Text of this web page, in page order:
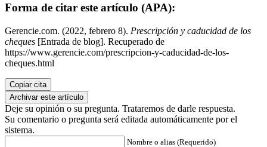
Forma de citar este artículo (APA):
Gerencie.com. (2022, febrero 8). Prescripción y caducidad de los
cheques [Entrada de blog]. Recuperado de
https://www.gerencie.com/prescripcion-y-caducidad-de-los-
cheques.html
Copiar cita
Archivar este artículo
Deje su opinión o su pregunta. Trataremos de darle respuesta.
Su comentario o pregunta será editada automáticamente por el
sistema.
Nombre o alias (Requerido)